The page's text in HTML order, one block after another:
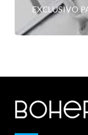
EXCLUSIVO